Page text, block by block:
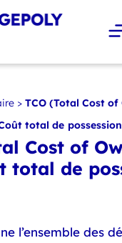
>TCO (Total Cost of
total de possession
Cost of
total de
l’ensemble des